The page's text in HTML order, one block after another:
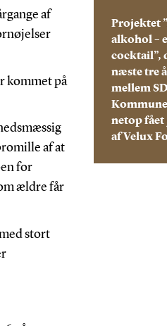
af
kommet på
af at
for
ældre får
stort
Projektet
alkohol –
cocktail”,
næste tre
mellem
netop fået
af Velux